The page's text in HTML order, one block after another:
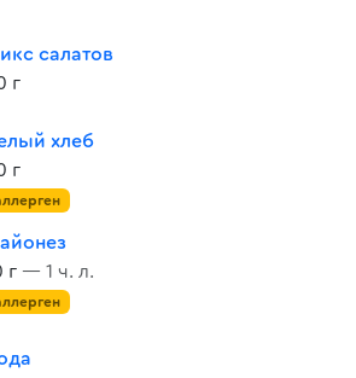
салатов
г
хлеб
г
г — 1 ч. л.